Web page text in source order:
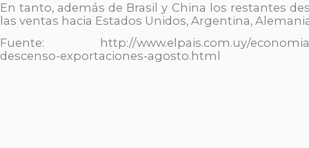
En tanto, además de Brasil y China los restantes
las ventas hacia Estados Unidos, Argentina,
Fuente: http://www.elpais.com.uy/economia/
descenso-exportaciones-agosto.html